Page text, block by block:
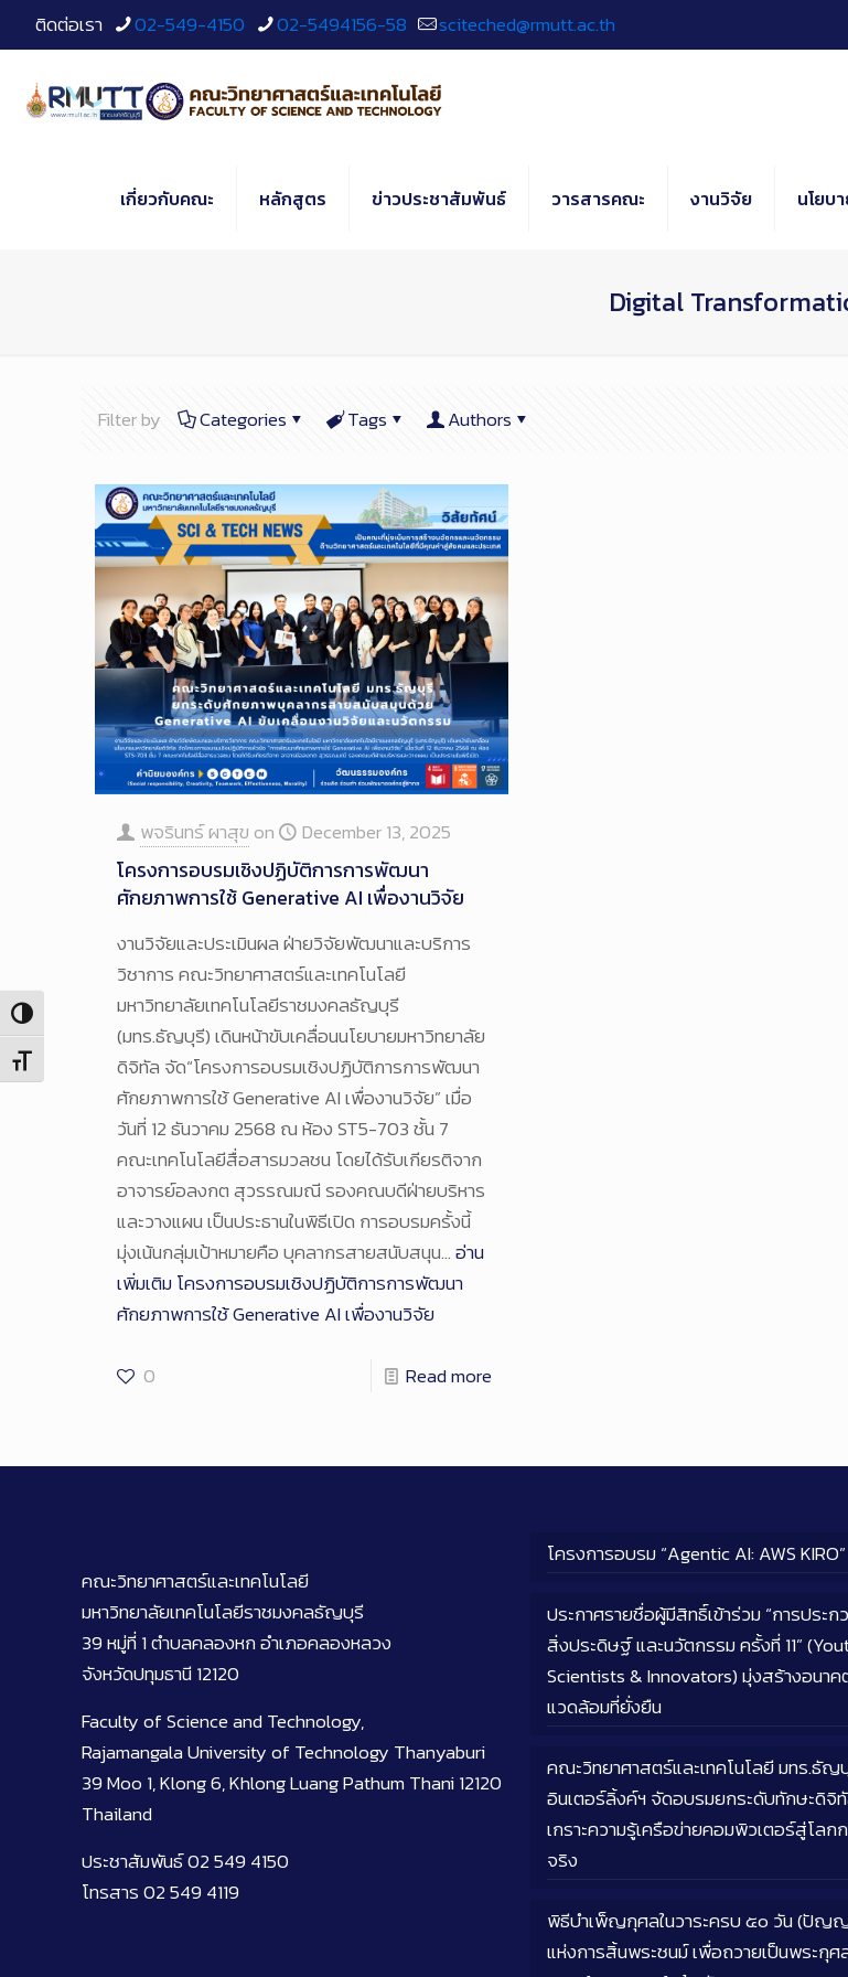
to
Content
Toggle High Contrast
Toggle Font size
ติดต่อเรา 02-549-4150 02-5494156-58 sciteched@rmutt.ac.th
เกี่ยวกับคณะ หลักสูตร ข่าวประชาสัมพันธ์ วารสารคณะ งานวิจัย นโยบ
Digital
Filter by Categories Tags Authors
พจรินทร์ ผาสุข on December 13, 2025
โครงการอบรมเชิงปฏิบัติการการพัฒนา
ศักยภาพการใช้ Generative AI เพื่องานวิจัย
งานวิจัยและประเมินผล ฝ่ายวิจัยพัฒนาและบริการ
วิชาการ คณะวิทยาศาสตร์และเทคโนโลยี
มหาวิทยาลัยเทคโนโลยีราชมงคลธัญบุรี
(มทร.ธัญบุรี) เดินหน้าขับเคลื่อนนโยบายมหาวิทยาลัย
ดิจิทัล จัด“โครงการอบรมเชิงปฏิบัติการการพัฒนา
ศักยภาพการใช้ Generative AI เพื่องานวิจัย” เมื่อ
วันที่ 12 ธันวาคม 2568 ณ ห้อง ST5-703 ชั้น 7
คณะเทคโนโลยีสื่อสารมวลชน โดยได้รับเกียรติจาก
อาจารย์อลงกต สุวรรณมณี รองคณบดีฝ่ายบริหาร
และวางแผน เป็นประธานในพิธีเปิด การอบรมครั้งนี้
มุ่งเน้นกลุ่มเป้าหมายคือ บุคลากรสายสนับสนุน…อ่าน
เพิ่มเติม โครงการอบรมเชิงปฏิบัติการการพัฒนา
ศักยภาพการใช้ Generative AI เพื่องานวิจัย
0 Read more
คณะวิทยาศาสตร์และเทคโนโลยี
มหาวิทยาลัยเทคโนโลยีราชมงคลธัญบุรี
39 หมู่ที่ 1 ตำบลคลองหก อำเภอคลองหลวง
จังหวัดปทุมธานี 12120
Faculty of Science and Technology,
Rajamangala University of Technology Thanyaburi
39 Moo 1, Klong 6, Khlong Luang Pathum Thani 12120
Thailand
ประชาสัมพันธ์ 02 549 4150
โทรสาร 02 549 4119
โครงการอบรม “Agentic AI: AWS KIRO”
ประกาศรายชื่อผู้มีสิทธิ์เข้าร่วม “การประก
สิ่งประดิษฐ์ และนวัตกรรม ครั้งที่ 11”
Scientists & Innovators) มุ่งสร้างอนาค
แวดล้อมที่ยั่งยืน
คณะวิทยาศาสตร์และเทคโนโลยี มทร.ธัญ
อินเตอร์ลิ้งค์ฯ จัดอบรมยกระดับทักษะดิจิ
เกราะความรู้เครือข่ายคอมพิวเตอร์สู่โลก
จริง
พิธีบำเพ็ญกุศลในวาระครบ ๕๐ วัน (ปัญ
แห่งการสิ้นพระชนม์ เพื่อถวายเป็นพระกุศ